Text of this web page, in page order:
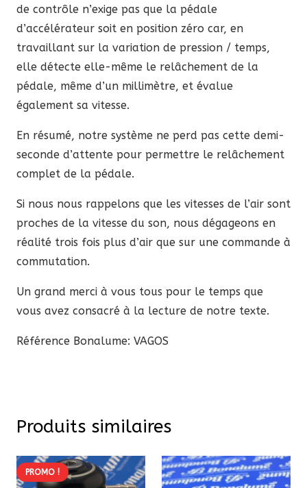
de contrôle n’exige pas que la pédale
d’accélérateur soit en position zéro car, en
travaillant sur la variation de pression / temps,
elle détecte elle-même le relâchement de la
pédale, même d’un millimètre, et évalue
également sa vitesse.
En résumé, notre système ne perd pas cette demi-
seconde d’attente pour permettre le relâchement
complet de la pédale.
Si nous nous rappelons que les vitesses de l’air sont
proches de la vitesse du son, nous dégageons en
réalité trois fois plus d’air que sur une commande à
commutation.
Un grand merci à vous tous pour le temps que
vous avez consacré à la lecture de notre texte.
Référence Bonalume: VAGOS
Produits similaires
PROMO !